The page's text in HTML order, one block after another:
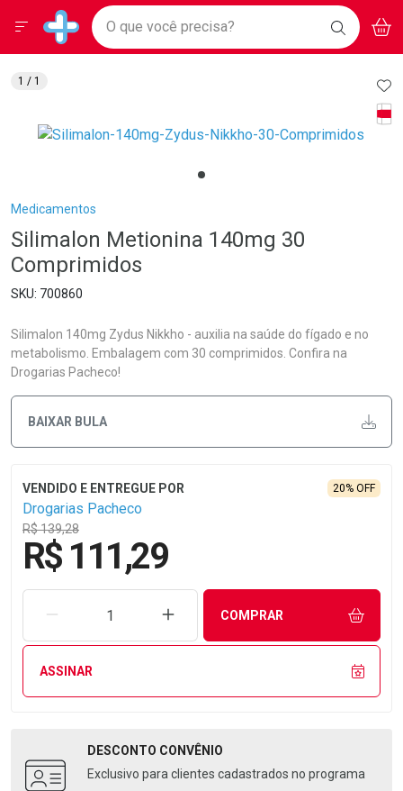
Drogarias Pacheco
Baixe nosso APP e aproveite Ofertas Exclusivas!
BAIXE
O APP
Ir direto para a home
pela página
Ir direto para o conteúdo
Ir direto para a busca
Ir direto para a conta
Ir direto para a notificações
Ir direto para o carrinho
Faça a sua busca
O que você precisa? BUSCAR
Menu
Breadcrumb
Medicamentos
Silimalon Metionina 140mg 30
Comprimidos
700860
Silimalon 140mg Zydus Nikkho - auxilia na saúde do fígado e no
metabolismo. Embalagem com 30 comprimidos. Confira na
Drogarias Pacheco!
BAIXAR BULA
Drogarias Pacheco
R$ 139,28
20% OFF
R$ 111,29
REMOVER UMA UNIDADEAUMENTAR UMA UNIDADE
COMPRAR
ASSINAR
DESCONTO CONVÊNIO
Exclusivo para clientes cadastrados no programa
1 / 1